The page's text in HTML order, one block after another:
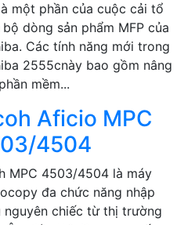
một phần của cuộc cải tổ
dòng sản phẩm MFP của
Các tính năng mới trong
2555cnày bao gồm nâng
mềm...
Aficio MPC
4504
MPC 4503/4504 là máy
đa chức năng nhập
nguyên chiếc từ thị trường